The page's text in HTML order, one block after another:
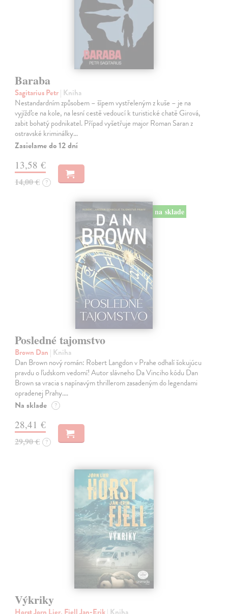
Baraba
Sagitarius Petr| Kniha
Nestandardním způsobem – šípem vystřeleným z kuše – je na
vyjížďce na kole, na lesní cestě vedoucí k turistické chatě Girová,
zabit bohatý podnikatel. Případ vyšetřuje major Roman Saran z
ostravské kriminálky…
Zasielame do 12 dní
13,58 €
14,00 € ?
na sklade
Posledné tajomstvo
Brown Dan | Kniha
Dan Brown nový román: Robert Langdon v Prahe odhalí šokujúcu
pravdu o ľudskom vedomí! Autor slávneho Da Vinciho kódu Dan
Brown sa vracia s napínavým thrillerom zasadeným do legendami
opradenej Prahy.…
Na sklade ?
28,41 €
29,90 € ?
Výkriky